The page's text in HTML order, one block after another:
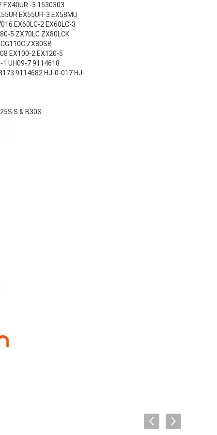
EX40UR -3 1530303
EX55UR-3 EX58MU
EX60LC-2 EX60LC-3
5 ZX70LC ZX80LCK
ZX80SB
EX100-2 EX120-5
UH09-7 9114618
9114682 HJ-0-017 HJ-
S & B30S